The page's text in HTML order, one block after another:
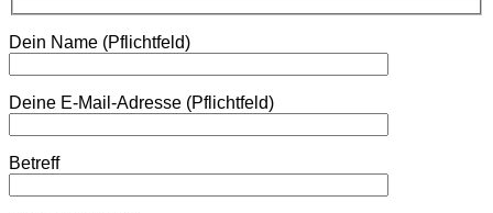
Dein Name (Pflichtfeld)
Deine E-Mail-Adresse (Pflichtfeld)
Betreff